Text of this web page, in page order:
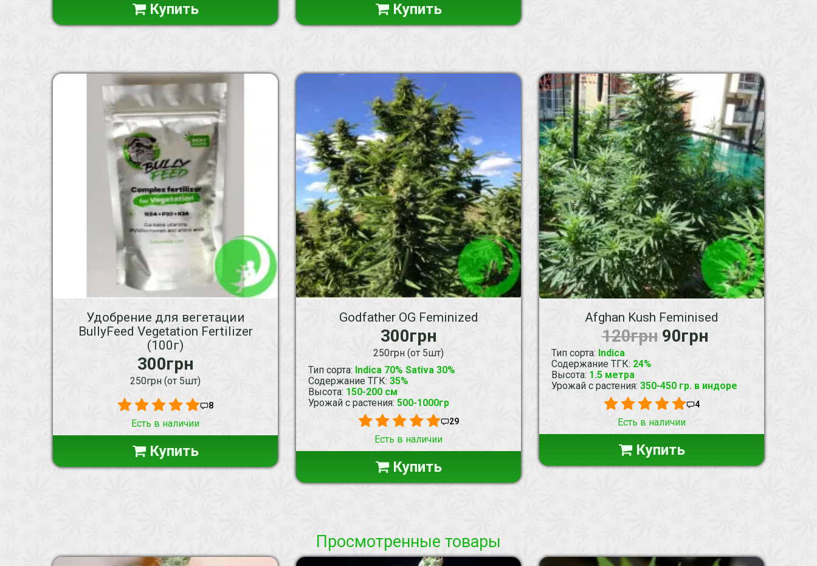
Купить Купить
Удобрение для вегетации
BullyFeed Vegetation Fertilizer
(100г)
300грн
250грн (от 5шт)
8
Есть в наличии
Купить
Godfather OG Feminized
300грн
250грн (от 5шт)
Тип сорта: Indica 70% Sativa 30%
Содержание ТГК: 35%
Высота: 150-200 см
Урожай с растения: 500-1000гр
29
Есть в наличии
Купить
Afghan Kush Feminised
120грн 90грн
Тип сорта: Indica
Содержание ТГК: 24%
Высота: 1.5 метра
Урожай с растения: 350-450 гр. в индоре
4
Есть в наличии
Купить
Просмотренные товары